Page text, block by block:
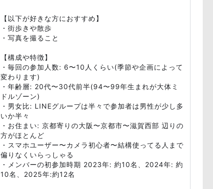
【以下が好きな方におすすめ】
・街歩きや散歩
・写真を撮ること
【構成や特徴】
・毎回の参加人数: 6〜10人くらい(季節や企画によって
変わります)
・年齢層: 20代〜30代前半(94〜99年生まれが大体ミ
ドルゾーン)
・男女比: LINEグループは半々で参加者は男性が少し多
いか半々
・お住まい: 京都寄りの大阪〜京都市〜滋賀西部 辺りの
方がほとんど
・スマホユーザー〜カメラ初心者〜結構使ってる人まで
偏りなくいらっしゃる
・メンバーの初参加時期 2023年: 約10名、2024年: 約
10名、2025年:約12名